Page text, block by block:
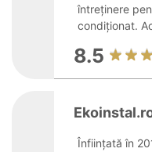
întreținere
condiționat.
8.5
Înființată în